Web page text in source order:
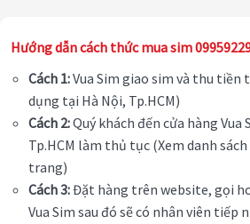
Hướng dẫn cách thức mua sim
Cách 1:Vua Sim giao sim và thu tiền
dụng tại Hà Nội, Tp.HCM)
Cách 2:Quý khách đến cửa hàng Vua
Tp.HCM làm thủ tục (Xem danh
trang)
Cách 3:Đặt hàng trên website, gọi
Vua Sim sau đó sẽ có nhân viên